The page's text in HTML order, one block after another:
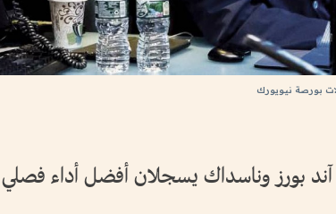
بورصة نيويورك
بورز وناسداك يسجلان أفضل أداء فصلي منذ